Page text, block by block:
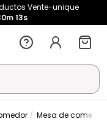
Vente-unique
13s
Mesa de